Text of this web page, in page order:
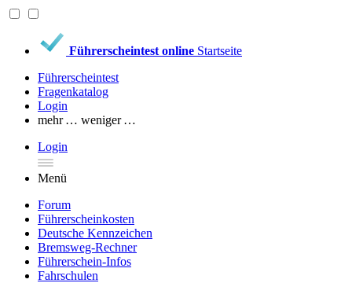
Führerscheintest online Startseite
Führerscheintest
Fragenkatalog
Login
mehr … weniger …
Login
Menü
Forum
Führerscheinkosten
Deutsche Kennzeichen
Bremsweg-Rechner
Führerschein-Infos
Fahrschulen